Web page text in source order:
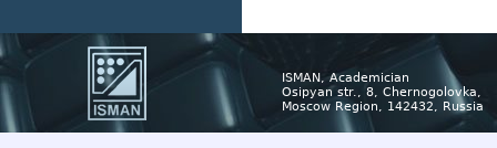
ISMAN, Academician
Osipyan str., 8, Chernogolovka,
Moscow Region, 142432, Russia